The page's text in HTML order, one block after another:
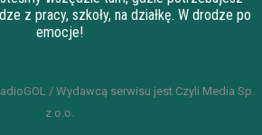
z pracy, szkoły, na działkę. W drodze po
emocje!
/ Wydawcą serwisu jest Czyli Media Sp.
z o.o.